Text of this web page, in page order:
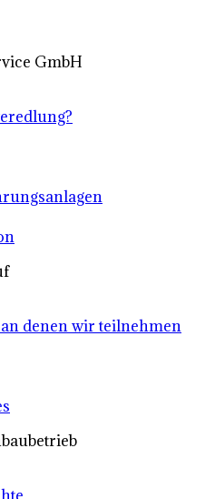
GmbH
denen wir teilnehmen